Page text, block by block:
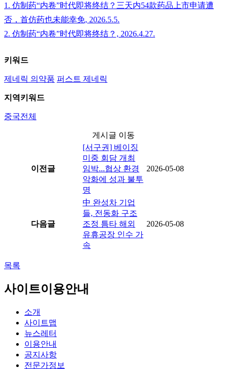
1. 仿制药“内卷”时代即将终结？三天内54款药品上市申请遭
否，首仿药也未能幸免, 2026.5.5.
2. 仿制药“内卷”时代即将终结？, 2026.4.27.
키워드
제네릭 의약품 퍼스트 제네릭
지역키워드
중국전체
게시글 이동
이전글
[서구권] 베이징
미중 회담 개최
임박...협상 환경
악화에 성과 불투
명
2026-05-08
다음글
中 완성차 기업
들, 전동화 구조
조정 틈타 해외
유휴공장 인수 가
속
2026-05-08
목록
사이트이용안내
소개
사이트맵
뉴스레터
이용안내
공지사항
전문가정보